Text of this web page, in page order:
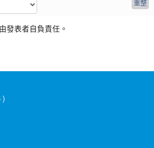
發表者自負責任。
)